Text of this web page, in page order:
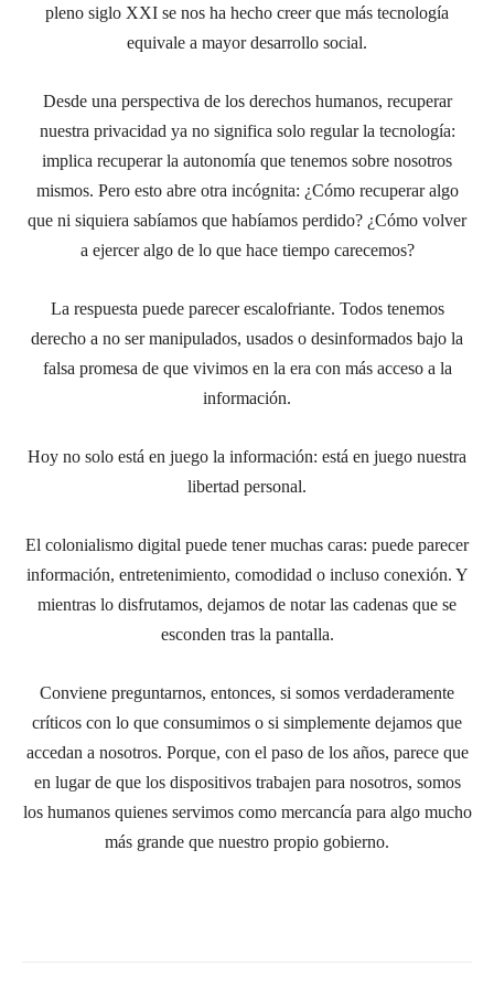
pleno siglo XXI se nos ha hecho creer que más tecnología
equivale a mayor desarrollo social.
Desde una perspectiva de los derechos humanos, recuperar
nuestra privacidad ya no significa solo regular la tecnología:
implica recuperar la autonomía que tenemos sobre nosotros
mismos. Pero esto abre otra incógnita: ¿Cómo recuperar algo
que ni siquiera sabíamos que habíamos perdido? ¿Cómo volver
a ejercer algo de lo que hace tiempo carecemos?
La respuesta puede parecer escalofriante. Todos tenemos
derecho a no ser manipulados, usados o desinformados bajo la
falsa promesa de que vivimos en la era con más acceso a la
información.
Hoy no solo está en juego la información: está en juego nuestra
libertad personal.
El colonialismo digital puede tener muchas caras: puede parecer
información, entretenimiento, comodidad o incluso conexión. Y
mientras lo disfrutamos, dejamos de notar las cadenas que se
esconden tras la pantalla.
Conviene preguntarnos, entonces, si somos verdaderamente
críticos con lo que consumimos o si simplemente dejamos que
accedan a nosotros. Porque, con el paso de los años, parece que
en lugar de que los dispositivos trabajen para nosotros, somos
los humanos quienes servimos como mercancía para algo mucho
más grande que nuestro propio gobierno.